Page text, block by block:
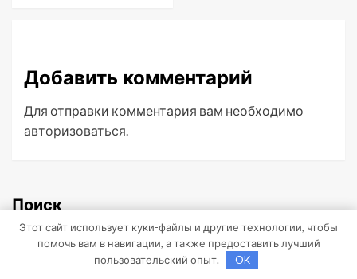
Добавить комментарий
Для отправки комментария вам необходимо
авторизоваться.
Поиск
Этот сайт использует куки-файлы и другие технологии, чтобы
помочь вам в навигации, а также предоставить лучший
пользовательский опыт.
OK